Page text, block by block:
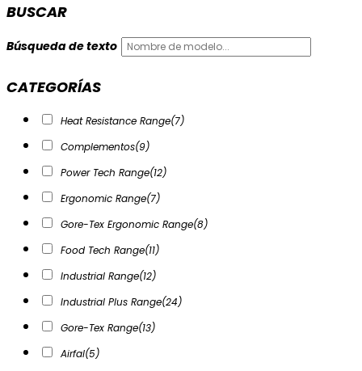
BUSCAR
Búsqueda de texto
CATEGORÍAS
Heat Resistance Range(7)
Complementos(9)
Power Tech Range(12)
Ergonomic Range(7)
Gore-Tex Ergonomic Range(8)
Food Tech Range(11)
Industrial Range(12)
Industrial Plus Range(24)
Gore-Tex Range(13)
Airfal(5)